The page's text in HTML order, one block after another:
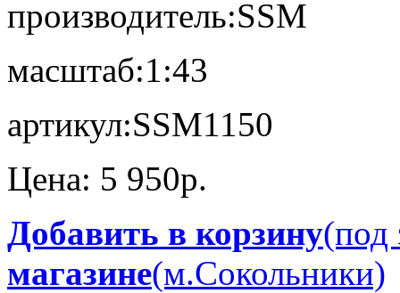
производитель:SSM
масштаб:1:43
артикул:SSM1150
Цена: 5 950p.
Добавить в корзину(под
магазине(м.Сокольники)